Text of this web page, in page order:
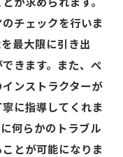
が求められます。
チェックを行いま
最大限に引き出
きます。また、ペ
ンストラクターが
に指導してくれま
何らかのトラブル
とが可能になりま